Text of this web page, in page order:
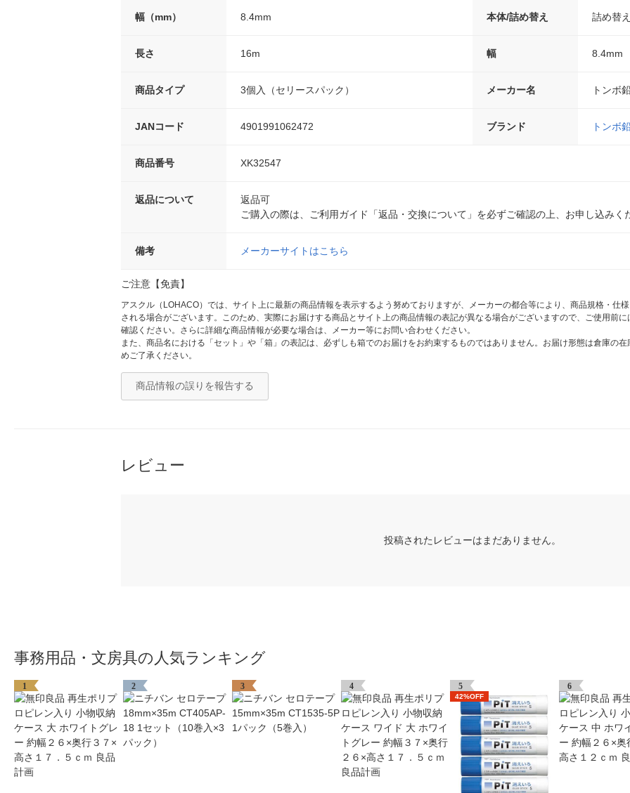
幅（mm） 8.4mm 本体/詰め替え 詰め替え
長さ 16m 幅 8.4mm
商品タイプ 3個入（セリースパック） メーカー名 トンボ
JANコード 4901991062472 ブランド トンボ
商品番号 XK32547
返品について
返品可
ご購入の際は、ご利用ガイド「返品・交換について」を必ずご確認の上、お申し込みく
備考 メーカーサイトはこちら
ご注意【免責】
アスクル（LOHACO）では、サイト上に最新の商品情報を表示するよう努めておりますが、メーカーの都合等により、商品規格・仕
される場合がございます。このため、実際にお届けする商品とサイト上の商品情報の表記が異なる場合がございますので、ご使用前
確認ください。さらに詳細な商品情報が必要な場合は、メーカー等にお問い合わせください。
また、商品名における「セット」や「箱」の表記は、必ずしも箱でのお届けをお約束するものではありません。お届け形態は倉庫の
めご了承ください。
商品情報の誤りを報告する
レビュー
投稿されたレビューはまだありません。
事務用品・文房具の人気ランキング
1 2 3 4 5
42%OFF
6